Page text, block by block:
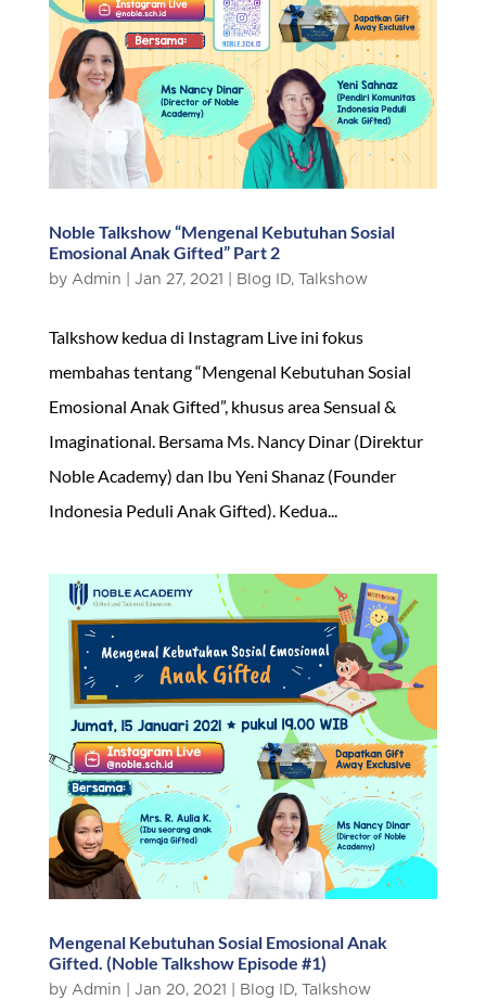
Noble Talkshow “Mengenal Kebutuhan Sosial
Emosional Anak Gifted” Part 2
by Admin Jan 27, 2021 Blog ID, Talkshow
Talkshow kedua di Instagram Live ini fokus
membahas tentang “Mengenal Kebutuhan Sosial
Emosional Anak Gifted”, khusus area Sensual &
Imaginational. Bersama Ms. Nancy Dinar (Direktur
Noble Academy) dan Ibu Yeni Shanaz (Founder
Indonesia Peduli Anak Gifted). Kedua...
Mengenal Kebutuhan Sosial Emosional Anak
Gifted. (Noble Talkshow Episode #1)
by Admin Jan 20, 2021 Blog ID, Talkshow